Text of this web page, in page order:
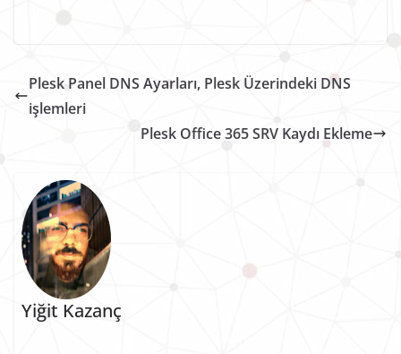
Plesk Panel DNS Ayarları, Plesk Üzerindeki DNS
işlemleri
Plesk Office 365 SRV Kaydı Ekleme
Yiğit Kazanç